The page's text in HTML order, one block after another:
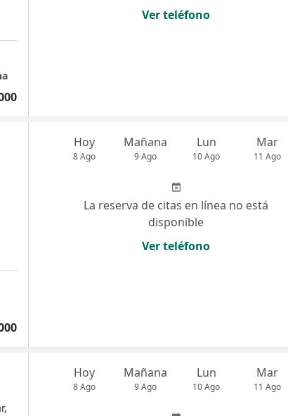
Ver teléfono
Hoy
8 Ago
Mañana
9 Ago
Lun
10 Ago
Mar
11 Ago
La reserva de citas en línea no está
disponible
Ver teléfono
Hoy
8 Ago
Mañana
9 Ago
Lun
10 Ago
Mar
11 Ago